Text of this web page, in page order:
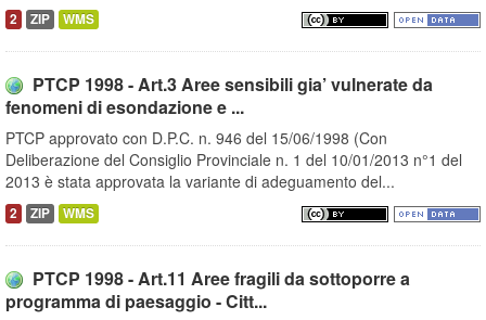
2 ZIP WMS
PTCP 1998 - Art.3 Aree sensibili gia’ vulnerate da
fenomeni di esondazione e ...
PTCP approvato con D.P.C. n. 946 del 15/06/1998 (Con
Deliberazione del Consiglio Provinciale n. 1 del 10/01/2013 n°1 del
2013 è stata approvata la variante di adeguamento del...
2 ZIP WMS
PTCP 1998 - Art.11 Aree fragili da sottoporre a
programma di paesaggio - Citt...